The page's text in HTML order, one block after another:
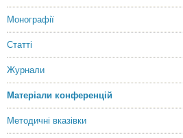
Монографії
Статті
Журнали
Матеріали конференцій
Методичні вказівки